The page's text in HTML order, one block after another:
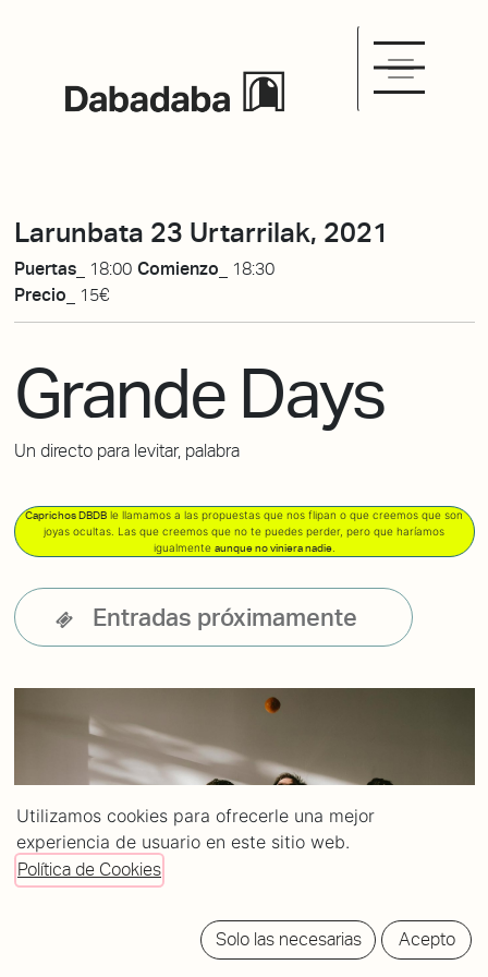
Larunbata 23 Urtarrilak, 2021
Puertas_ 18:00 Comienzo_
18:30
Precio_
15€
Grande Days
Un directo para levitar, palabra
Caprichos DBDB le llamamos a las propuestas que nos flipan o que creemos que son
joyas ocultas. Las que creemos que no te puedes perder, pero que haríamos
igualmente aunque no viniera nadie.
Entradas próximamente
Utilizamos cookies para ofrecerle una mejor
experiencia de usuario en este sitio web.
Política de Cookies
Solo las necesarias Acepto